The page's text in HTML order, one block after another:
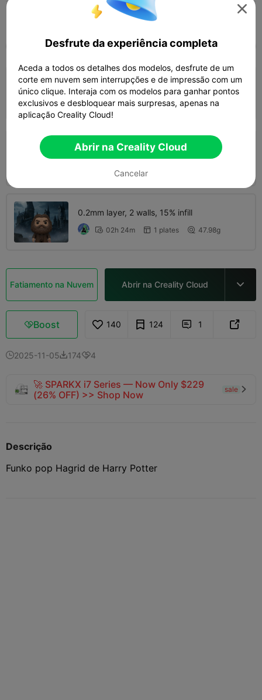
Adicionar Miniaturas
Tudo K2 Plus K2 Pro K2 K2 SE
0.2mm layer, 2 walls, 15% infill
Autor  02h 59m  1 plates  50.20g
Scale to 250%
0.2mm layer, 2 walls, 15% infill
 02h 24m  1 plates  47.98g
Fatiamento na Nuvem Abrir na Creality Cloud 
Boost 140 124  1 
2025-11-051744
🚀 SPARKX i7 Series — Now Only $229
(26% OFF) >> Shop Now
sale 
Descrição
Funko pop Hagrid de Harry Potter

Desfrute da experiência completa
Aceda a todos os detalhes dos modelos, desfrute de um
corte em nuvem sem interrupções e de impressão com um
único clique. Interaja com os modelos para ganhar pontos
exclusivos e desbloquear mais surpresas, apenas na
aplicação Creality Cloud!
Abrir na Creality Cloud
Cancelar